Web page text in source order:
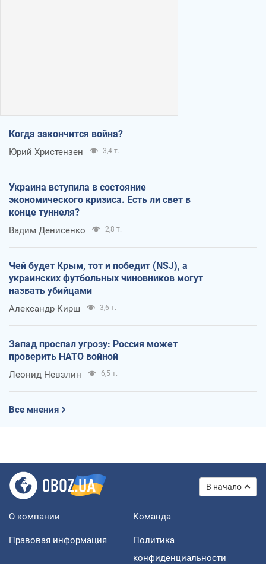
Когда закончится война?
Юрий Христензен 3,4 т.
Украина вступила в состояние
экономического кризиса. Есть ли свет в
конце туннеля?
Вадим Денисенко 2,8 т.
Чей будет Крым, тот и победит (NSJ), а
украинских футбольных чиновников могут
назвать убийцами
Александр Кирш 3,6 т.
Запад проспал угрозу: Россия может
проверить НАТО войной
Леонид Невзлин 6,5 т.
Все мнения
В начало
О компании Команда
Правовая информация
Политика
конфиденциальности